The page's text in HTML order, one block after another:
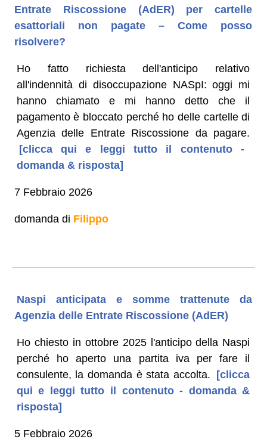
Entrate Riscossione (AdER) per cartelle
esattoriali non pagate – Come posso
risolvere?
Ho fatto richiesta dell'anticipo relativo
all'indennità di disoccupazione NASpI: oggi mi
hanno chiamato e mi hanno detto che il
pagamento è bloccato perché ho delle cartelle di
Agenzia delle Entrate Riscossione da pagare.
[clicca qui e leggi tutto il contenuto -
domanda & risposta]
7 Febbraio 2026
domanda di Filippo
Naspi anticipata e somme trattenute da
Agenzia delle Entrate Riscossione (AdER)
Ho chiesto in ottobre 2025 l'anticipo della Naspi
perché ho aperto una partita iva per fare il
consulente, la domanda è stata accolta. [clicca
qui e leggi tutto il contenuto - domanda &
risposta]
5 Febbraio 2026